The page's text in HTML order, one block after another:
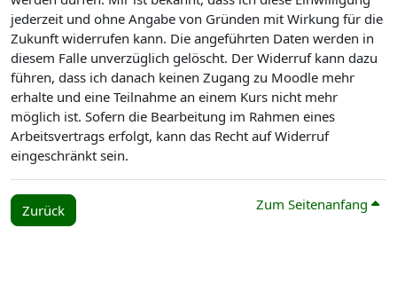
jederzeit und ohne Angabe von Gründen mit Wirkung für die
Zukunft widerrufen kann. Die angeführten Daten werden in
diesem Falle unverzüglich gelöscht. Der Widerruf kann dazu
führen, dass ich danach keinen Zugang zu Moodle mehr
erhalte und eine Teilnahme an einem Kurs nicht mehr
möglich ist. Sofern die Bearbeitung im Rahmen eines
Arbeitsvertrags erfolgt, kann das Recht auf Widerruf
eingeschränkt sein.
Zurück Zum Seitenanfang